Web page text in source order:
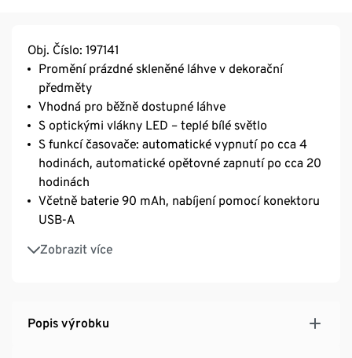
Obj. Číslo: 197141
Promění prázdné skleněné láhve v dekorační
předměty
Vhodná pro běžně dostupné láhve
S optickými vlákny LED – teplé bílé světlo
S funkcí časovače: automatické vypnutí po cca 4
hodinách, automatické opětovné zapnutí po cca 20
hodinách
Včetně baterie 90 mAh, nabíjení pomocí konektoru
USB-A
Zobrazit více
Zapínání/vypínání otáčením zátky
Popis výrobku